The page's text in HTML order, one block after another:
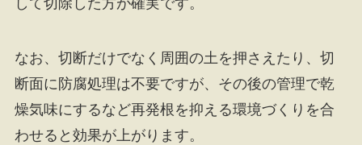
して切除した方が確実です。
なお、切断だけでなく周囲の土を押さえたり、切
断面に防腐処理は不要ですが、その後の管理で乾
燥気味にするなど再発根を抑える環境づくりを合
わせると効果が上がります。